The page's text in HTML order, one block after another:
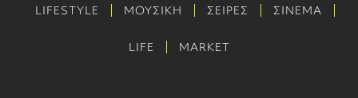
LIFESTYLE ΜΟΥΣΙΚΗ ΣΕΙΡΕΣ ΣΙΝΕΜΑ
LIFE MARKET